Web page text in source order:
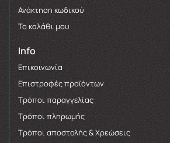
Ανάκτηση κωδικού
Το καλάθι μου
Info
Επικοινωνία
Επιστροφές προϊόντων
Τρόποι παραγγελίας
Τρόποι πληρωμής
Τρόποι αποστολής & Χρεώσεις